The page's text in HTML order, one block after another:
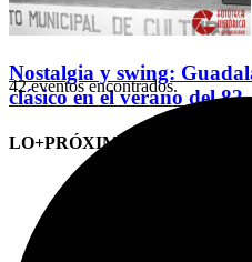
Nostalgia y swing:
clásico en el verano del 82
LO+PRÓXIMO (CITAS)
42 eventos encontrados.